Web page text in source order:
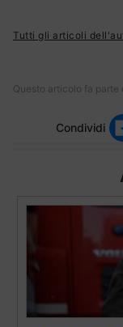
Tutti gli articoli
Questo articolo fa parte
Condividi